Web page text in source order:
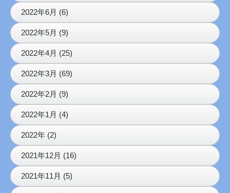
2022年6月 (6)
2022年5月 (9)
2022年4月 (25)
2022年3月 (69)
2022年2月 (9)
2022年1月 (4)
2022年 (2)
2021年12月 (16)
2021年11月 (5)